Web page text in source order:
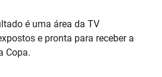
é uma área da TV
e pronta para receber a
Copa.